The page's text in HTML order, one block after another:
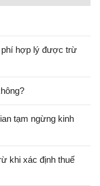
phí hợp lý được trừ
tạm ngừng kinh
khi xác định thuế